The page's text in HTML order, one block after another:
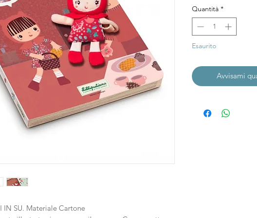
IN SU. Materiale Cartone
Quantità *
Esaurito
Avvisami